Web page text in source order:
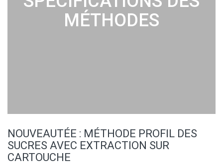
MÉTHODES
NOUVEAUTÉE : MÉTHODE PROFIL DES
SUCRES AVEC EXTRACTION SUR
CARTOUCHE